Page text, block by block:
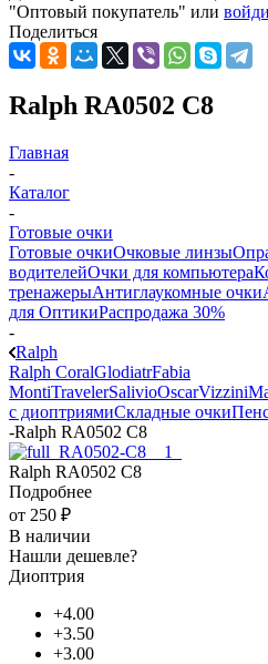
"Оптовый покупатель" или
Поделиться
Ralph RA0502 C8
Главная
-
Каталог
-
Готовые очки
Готовые очкиОчковые линзы
водителейОчки для компьютера
тренажерыАнтиглаукомные очки
для ОптикиРаспродажа 30%
-
Ralph
Ralph CoralGlodiatrFabia
MontiTravelerSalivioOscarVizzini
с диоптриямиСкладные очки
-Ralph RA0502 C8
Ralph RA0502 C8
Подробнее
от 250 ₽
В наличии
Нашли дешевле?
Диоптрия
+4.00
+3.50
+3.00